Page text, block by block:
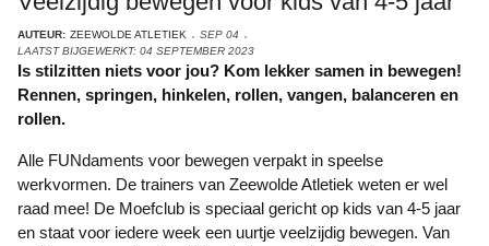
AUTEUR: ZEEWOLDE ATLETIEK
SEP 04
LAATST BIJGEWERKT: 04 SEPTEMBER 2023
Is stilzitten niets voor jou? Kom lekker samen in bewegen!
Rennen, springen, hinkelen, rollen, vangen, balanceren en
rollen.
Alle FUNdaments voor bewegen verpakt in speelse
werkvormen. De trainers van Zeewolde Atletiek weten er wel
raad mee! De Moefclub is speciaal gericht op kids van 4-5 jaar
en staat voor iedere week een uurtje veelzijdig bewegen. Van